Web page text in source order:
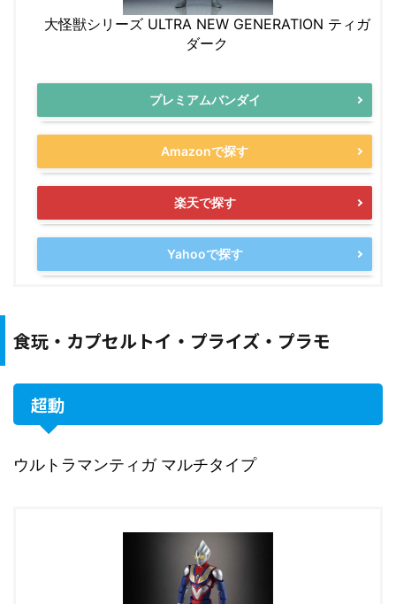
大怪獣シリーズ ULTRA NEW GENERATION ティガ
ダーク
プレミアムバンダイ
Amazonで探す
楽天で探す
Yahooで探す
食玩・カプセルトイ・プライズ・プラモ
超動
ウルトラマンティガ マルチタイプ